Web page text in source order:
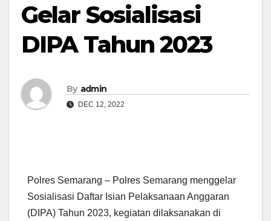
Gelar Sosialisasi
DIPA Tahun 2023
By admin
DEC 12, 2022
Polres Semarang – Polres Semarang menggelar
Sosialisasi Daftar Isian Pelaksanaan Anggaran
(DIPA) Tahun 2023, kegiatan dilaksanakan di